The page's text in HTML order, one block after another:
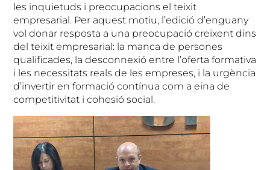
les inquietuds i preocupacions el teixit
empresarial. Per aquest motiu, l’edició d’enguany
vol donar resposta a una preocupació creixent dins
del teixit empresarial: la manca de persones
qualificades, la desconnexió entre l’oferta formativa
i les necessitats reals de les empreses, i la urgència
d’invertir en formació contínua com a eina de
competitivitat i cohesió social.